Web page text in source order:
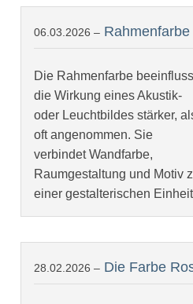
06.03.2026 –
Die Rahmenfarbe
die Wirkung eines Akustik-
oder Leuchtbildes stärker,
oft angenommen. Sie
verbindet Wandfarbe,
Raumgestaltung und Motiv
einer gestalterischen
28.02.2026 – Die Farbe